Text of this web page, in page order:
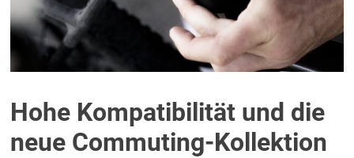
Hohe Kompatibilität und die
neue Commuting-Kollektion